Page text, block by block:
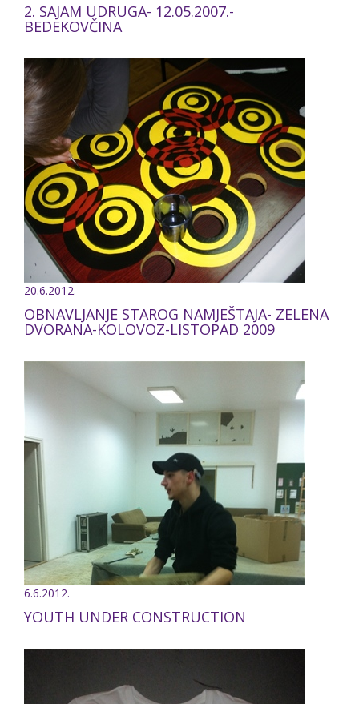
2. SAJAM UDRUGA- 12.05.2007.-
BEDEKOVČINA
20.6.2012.
OBNAVLJANJE STAROG NAMJEŠTAJA- ZELENA
DVORANA-KOLOVOZ-LISTOPAD 2009
6.6.2012.
YOUTH UNDER CONSTRUCTION